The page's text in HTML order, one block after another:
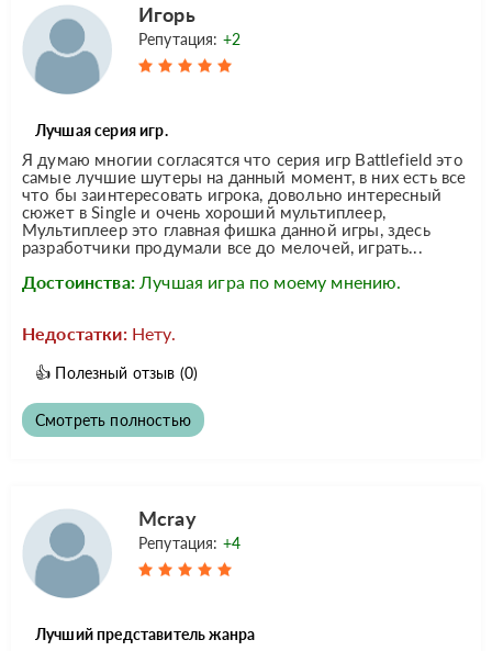
Игорь
Репутация: +2
Лучшая серия игр.
Я думаю многии согласятся что серия игр Battlefield это
самые лучшие шутеры на данный момент, в них есть все
что бы заинтересовать игрока, довольно интересный
сюжет в Single и очень хороший мультиплеер,
Мультиплеер это главная фишка данной игры, здесь
разработчики продумали все до мелочей, играть...
Достоинства: Лучшая игра по моему мнению.
Недостатки: Нету.
👍 Полезный отзыв (0)
Смотреть полностью
Mcray
Репутация: +4
Лучший представитель жанра